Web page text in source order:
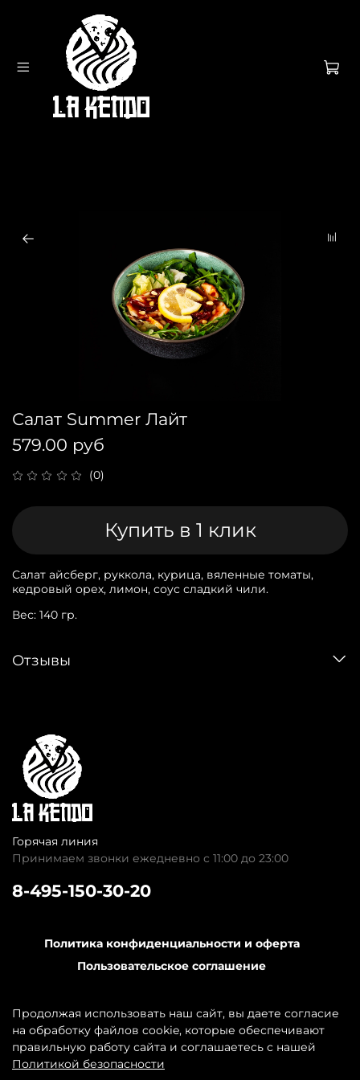
(0)
Салат Summer Лайт
579.00 руб
Купить в 1 клик
Салат айсберг, руккола, курица, вяленные томаты,
кедровый орех, лимон, соус сладкий чили.
Вес: 140 гр.
Отзывы
Горячая линия
Принимаем звонки ежедневно с 11:00 до 23:00
8-495-150-30-20
Политика конфиденциальности и оферта
Пользовательское соглашение
Контакты
Продолжая использовать наш сайт, вы даете согласие
на обработку файлов cookie, которые обеспечивают
правильную работу сайта и соглашаетесь с нашей
Политикой безопасности